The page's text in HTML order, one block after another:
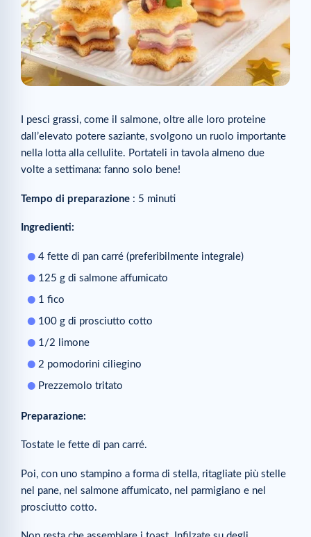
I pesci grassi, come il salmone, oltre alle loro proteine
dall’elevato potere saziante, svolgono un ruolo importante
nella lotta alla cellulite. Portateli in tavola almeno due
volte a settimana: fanno solo bene!
Tempo di preparazione : 5 minuti
Ingredienti:
4 fette di pan carré (preferibilmente integrale)
125 g di salmone affumicato
1 fico
100 g di prosciutto cotto
1/2 limone
2 pomodorini ciliegino
Prezzemolo tritato
Preparazione:
Tostate le fette di pan carré.
Poi, con uno stampino a forma di stella, ritagliate più stelle
nel pane, nel salmone affumicato, nel parmigiano e nel
prosciutto cotto.